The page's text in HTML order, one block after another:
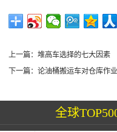
上一篇：堆高车选择的七大因素
下一篇：论油桶搬运车对仓库作
全球